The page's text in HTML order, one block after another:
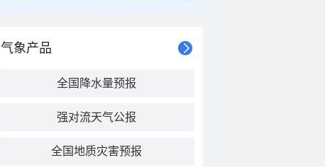
气象产品
全国降水量预报
强对流天气公报
全国地质灾害预报